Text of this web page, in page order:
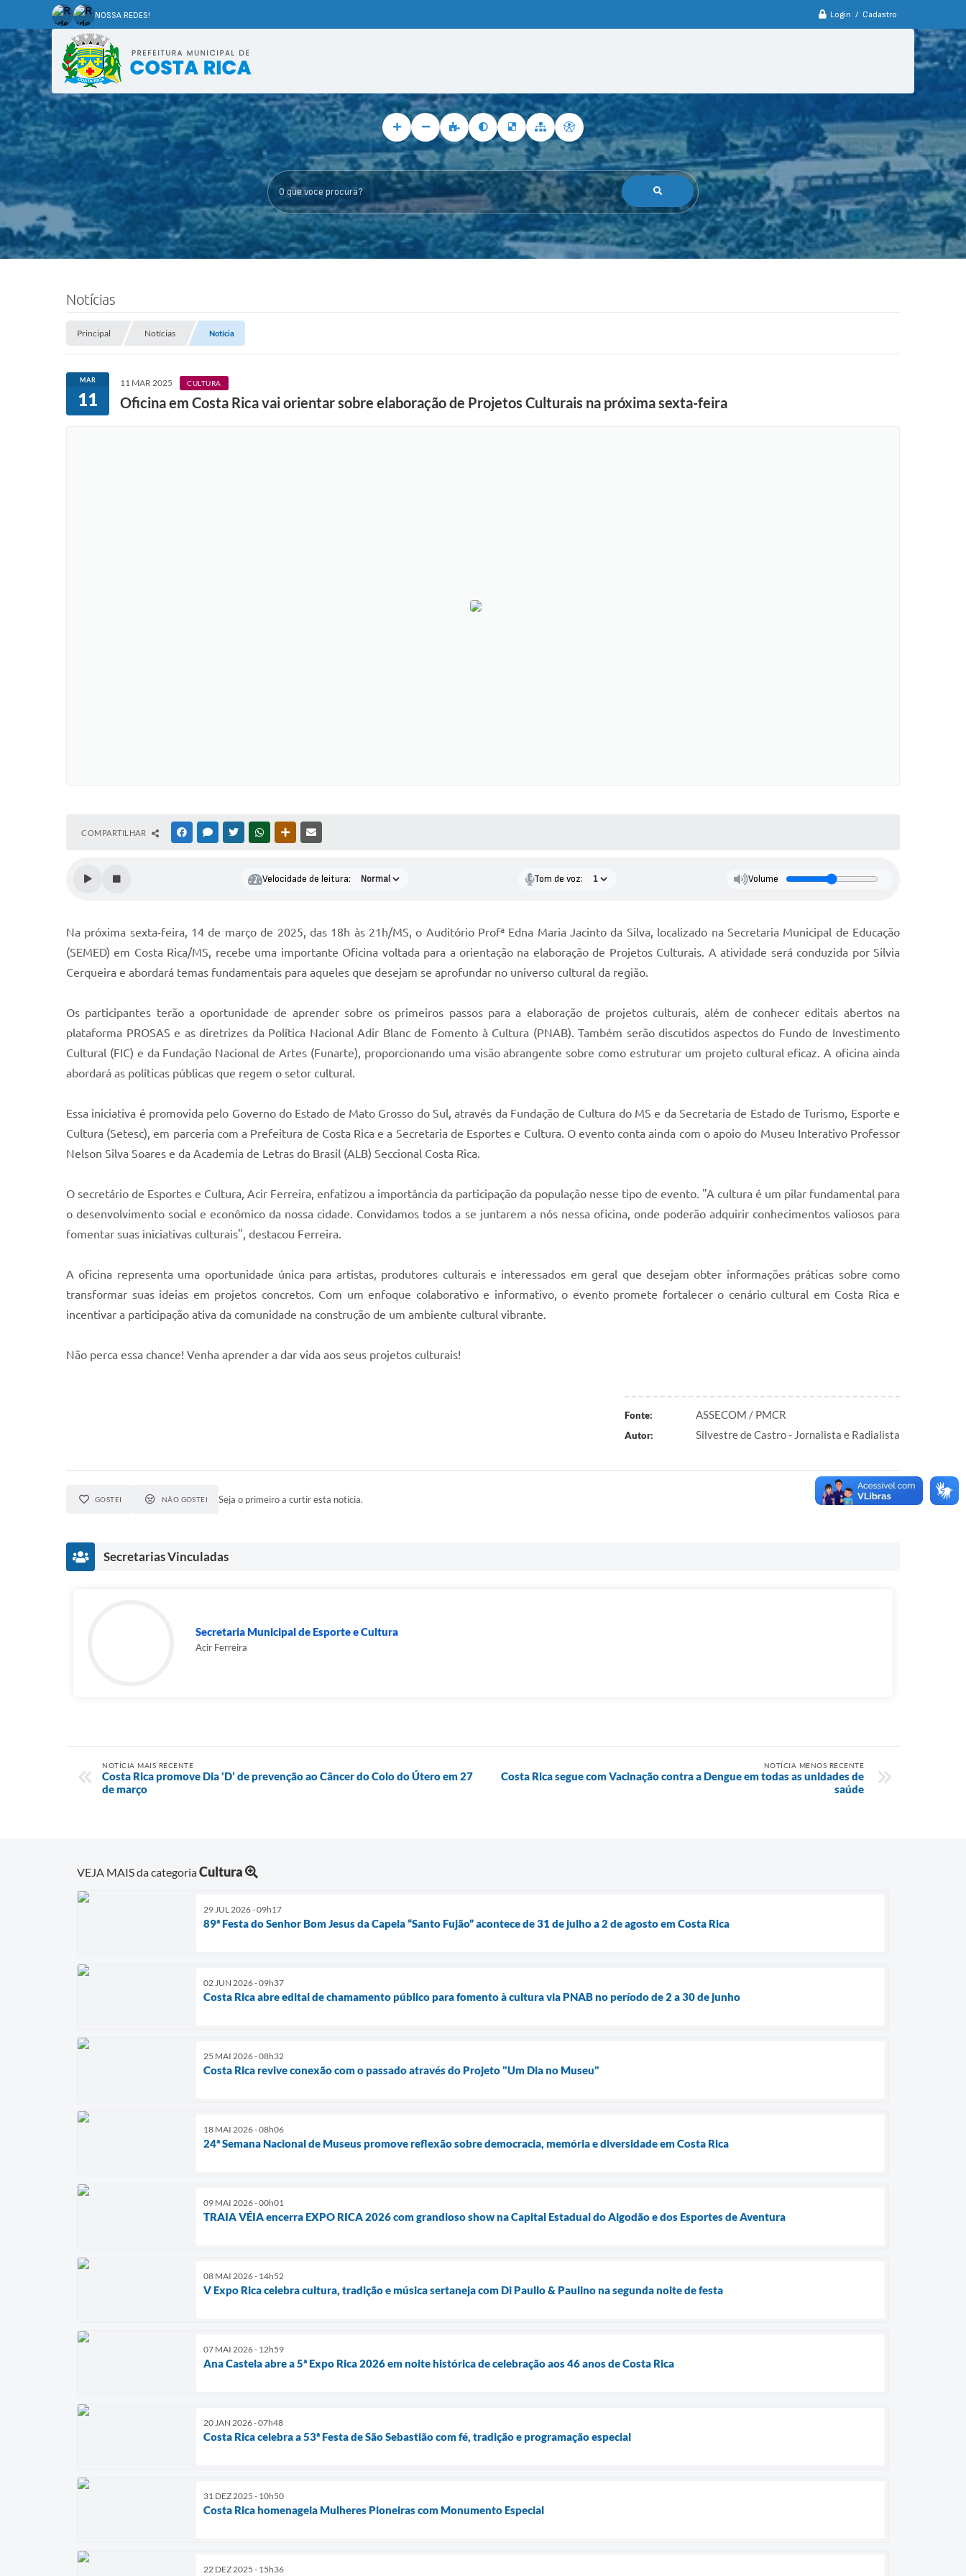
Login / Cadastro
O que voce procura?
NOSSA REDES!
Notícias
Principal Notícias Notícia
MAR
11
11 MAR 2025 CULTURA
Oficina em Costa Rica vai orientar sobre elaboração de Projetos Culturais na próxima sexta-feira
COMPARTILHAR FACEBOOKMESSENGER
TWITTERWHATSAPPOUTRAS MÍDIAS
Velocidade de leitura: Tom de voz: Volume
Na próxima sexta-feira, 14 de março de 2025, das 18h às 21h/MS, o Auditório Profª Edna Maria Jacinto da Silva, localizado na Secretaria Municipal de Educação
(SEMED) em Costa Rica/MS, recebe uma importante Oficina voltada para a orientação na elaboração de Projetos Culturais. A atividade será conduzida por Silvia
Cerqueira e abordará temas fundamentais para aqueles que desejam se aprofundar no universo cultural da região.
Os participantes terão a oportunidade de aprender sobre os primeiros passos para a elaboração de projetos culturais, além de conhecer editais abertos na
plataforma PROSAS e as diretrizes da Política Nacional Adir Blanc de Fomento à Cultura (PNAB). Também serão discutidos aspectos do Fundo de Investimento
Cultural (FIC) e da Fundação Nacional de Artes (Funarte), proporcionando uma visão abrangente sobre como estruturar um projeto cultural eficaz. A oficina ainda
abordará as políticas públicas que regem o setor cultural.
Essa iniciativa é promovida pelo Governo do Estado de Mato Grosso do Sul, através da Fundação de Cultura do MS e da Secretaria de Estado de Turismo, Esporte e
Cultura (Setesc), em parceria com a Prefeitura de Costa Rica e a Secretaria de Esportes e Cultura. O evento conta ainda com o apoio do Museu Interativo Professor
Nelson Silva Soares e da Academia de Letras do Brasil (ALB) Seccional Costa Rica.
O secretário de Esportes e Cultura, Acir Ferreira, enfatizou a importância da participação da população nesse tipo de evento. "A cultura é um pilar fundamental para
o desenvolvimento social e econômico da nossa cidade. Convidamos todos a se juntarem a nós nessa oficina, onde poderão adquirir conhecimentos valiosos para
fomentar suas iniciativas culturais", destacou Ferreira.
A oficina representa uma oportunidade única para artistas, produtores culturais e interessados em geral que desejam obter informações práticas sobre como
transformar suas ideias em projetos concretos. Com um enfoque colaborativo e informativo, o evento promete fortalecer o cenário cultural em Costa Rica e
incentivar a participação ativa da comunidade na construção de um ambiente cultural vibrante.
Não perca essa chance! Venha aprender a dar vida aos seus projetos culturais!
Fonte: ASSECOM / PMCR
Autor: Silvestre de Castro - Jornalista e Radialista
GOSTEI NÃO GOSTEI Seja o primeiro a curtir esta notícia.
Secretarias Vinculadas
Secretaria Municipal de Esporte e Cultura
Acir Ferreira
NOTÍCIA MAIS RECENTE
Costa Rica promove Dia ‘D’ de prevenção ao Câncer do Colo do Útero em 27
de março
NOTÍCIA MENOS RECENTE
Costa Rica segue com Vacinação contra a Dengue em todas as unidades de
saúde
VEJA MAIS da categoriaCultura
29 JUL 2026 - 09h17
89ª Festa do Senhor Bom Jesus da Capela “Santo Fujão” acontece de 31 de julho a 2 de agosto em Costa Rica
02 JUN 2026 - 09h37
Costa Rica abre edital de chamamento público para fomento à cultura via PNAB no período de 2 a 30 de junho
25 MAI 2026 - 08h32
Costa Rica revive conexão com o passado através do Projeto "Um Dia no Museu"
18 MAI 2026 - 08h06
24ª Semana Nacional de Museus promove reflexão sobre democracia, memória e diversidade em Costa Rica
09 MAI 2026 - 00h01
TRAIA VÉIA encerra EXPO RICA 2026 com grandioso show na Capital Estadual do Algodão e dos Esportes de Aventura
08 MAI 2026 - 14h52
V Expo Rica celebra cultura, tradição e música sertaneja com Di Paullo & Paulino na segunda noite de festa
07 MAI 2026 - 12h59
Ana Castela abre a 5ª Expo Rica 2026 em noite histórica de celebração aos 46 anos de Costa Rica
20 JAN 2026 - 07h48
Costa Rica celebra a 53ª Festa de São Sebastião com fé, tradição e programação especial
31 DEZ 2025 - 10h50
Costa Rica homenageia Mulheres Pioneiras com Monumento Especial
22 DEZ 2025 - 15h36